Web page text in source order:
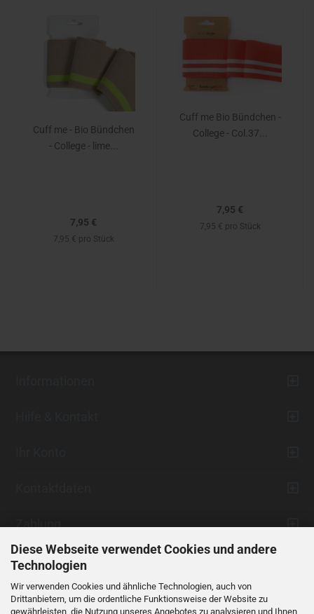
Diese Webseite verwendet Cookies und andere
Technologien
Wir verwenden Cookies und ähnliche Technologien, auch von
Drittanbietern, um die ordentliche Funktionsweise der Website zu
gewährleisten, die Nutzung unseres Angebotes zu analysieren und Ihnen
Cuff me - Bio Bündchen
- College - lime...
7,95 €
7,95 € pro Stück
Cuff me Bio Bündchen -
College - Col.37...
7,95 €
7,95 € pro Stück
Zahlung